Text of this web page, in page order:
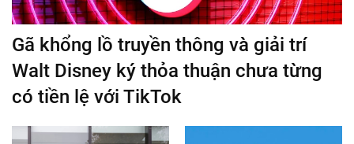
Gã khổng lồ truyền thông và giải trí
Walt Disney ký thỏa thuận chưa từng
có tiền lệ với TikTok